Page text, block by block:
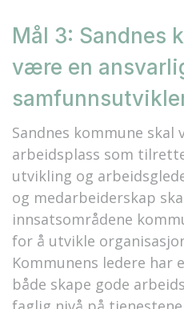
Mål 3: Sandnes
være en
Sandnes kommune
arbeidsplass som
utvikling og
og medarbeiderskap
innsatsområdene
for å utvikle
Kommunens ledere har
både skape gode